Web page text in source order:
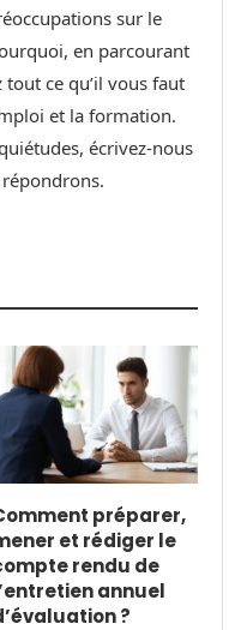
sur le
en parcourant
ce qu’il vous faut
et la formation.
écrivez-nous
préparer,
et rédiger le
rendu de
annuel
?